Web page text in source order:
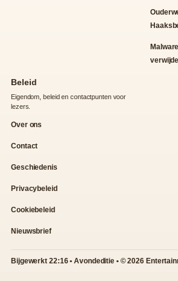
Beleid
Eigendom, beleid en contactpunten voor
lezers.
Over ons
Contact
Geschiedenis
Privacybeleid
Cookiebeleid
Nieuwsbrief
Bijgewerkt 22:16 • Avondeditie • © 2026